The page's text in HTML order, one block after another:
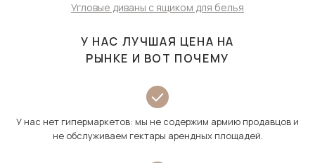
Угловые диваны с ящиком для белья
У НАС ЛУЧШАЯ ЦЕНА НА
РЫНКЕ И ВОТ ПОЧЕМУ
У нас нет гипермаркетов: мы не содержим армию продавцов и
не обслуживаем гектары арендных площадей.